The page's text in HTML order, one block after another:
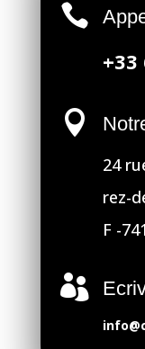

+33

24
rez-
F -
